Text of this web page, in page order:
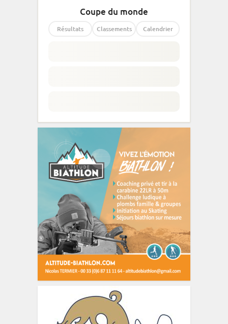
Coupe du monde
Résultats Classements Calendrier